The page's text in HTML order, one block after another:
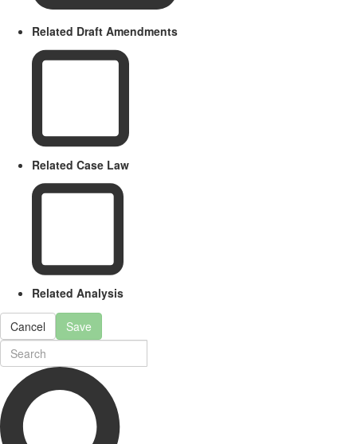
Related Draft Amendments
Related Case Law
Related Analysis
Cancel Save